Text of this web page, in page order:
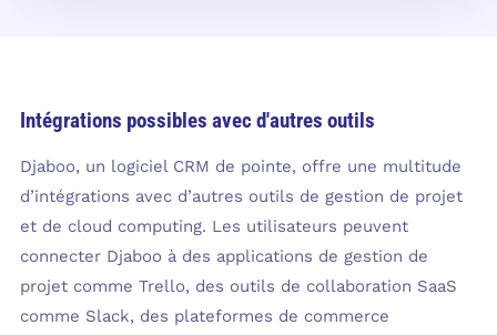
Intégrations possibles avec d'autres outils
Djaboo, un logiciel CRM de pointe, offre une multitude
d’intégrations avec d’autres outils de gestion de projet
et de cloud computing. Les utilisateurs peuvent
connecter Djaboo à des applications de gestion de
projet comme Trello, des outils de collaboration SaaS
comme Slack, des plateformes de commerce